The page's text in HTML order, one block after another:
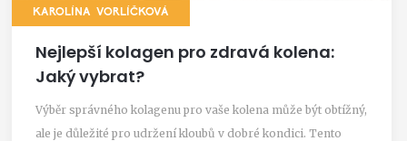
KAROLÍNA VORLÍČKOVÁ
Nejlepší kolagen pro zdravá kolena:
Jaký vybrat?
Výběr správného kolagenu pro vaše kolena může být obtížný,
ale je důležité pro udržení kloubů v dobré kondici. Tento